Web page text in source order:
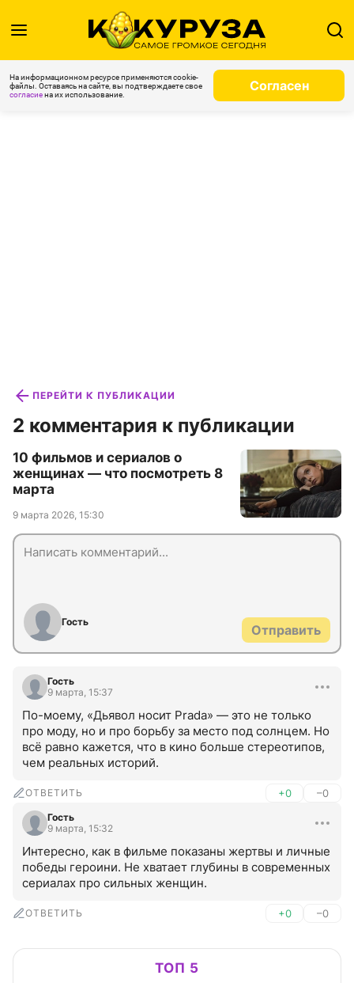
На информационном ресурсе применяются cookie-
файлы. Оставаясь на сайте, вы подтверждаете свое
согласиена их использование.
Согласен
ПЕРЕЙТИ К ПУБЛИКАЦИИ
2 комментария к публикации
10 фильмов и сериалов о
женщинах — что посмотреть 8
марта
9 марта 2026, 15:30
Гость
Отправить
Гость
9 марта, 15:37
По-моему, «Дьявол носит Prada» — это не только
про моду, но и про борьбу за место под солнцем. Но
всё равно кажется, что в кино больше стереотипов,
чем реальных историй.
ОТВЕТИТЬ +0 –0
Гость
9 марта, 15:32
Интересно, как в фильме показаны жертвы и личные
победы героини. Не хватает глубины в современных
сериалах про сильных женщин.
ОТВЕТИТЬ +0 –0
ТОП 5